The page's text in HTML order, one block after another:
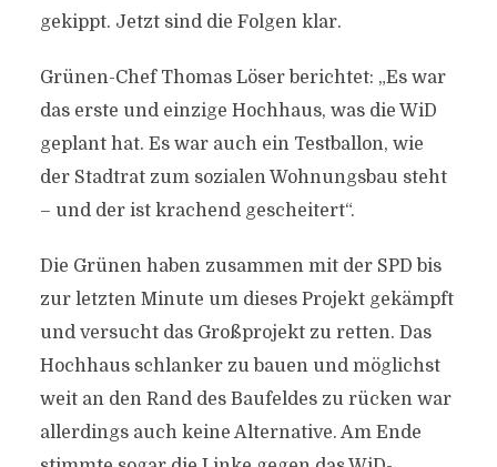
gekippt. Jetzt sind die Folgen klar.
Grünen-Chef Thomas Löser berichtet: „Es war
das erste und einzige Hochhaus, was die WiD
geplant hat. Es war auch ein Testballon, wie
der Stadtrat zum sozialen Wohnungsbau steht
– und der ist krachend gescheitert“.
Die Grünen haben zusammen mit der SPD bis
zur letzten Minute um dieses Projekt gekämpft
und versucht das Großprojekt zu retten. Das
Hochhaus schlanker zu bauen und möglichst
weit an den Rand des Baufeldes zu rücken war
allerdings auch keine Alternative. Am Ende